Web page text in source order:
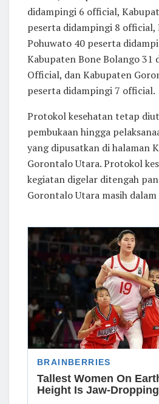
didampingi 6 official,
peserta didampingi 8 official,
Pohuwato 40 peserta
Kabupaten Bone Bolango 31
Official, dan Kabupaten
peserta didampingi 7 official.
Protokol kesehatan tetap
pembukaan hingga
yang dipusatkan di halaman
Gorontalo Utara. Protokol
kegiatan digelar ditengah
Gorontalo Utara masih